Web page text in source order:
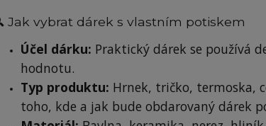
Jak vybrat dárek s vlastním potiskem
Účel dárku: Praktický dárek se používá
hodnotu.
Typ produktu: Hrnek, tričko, termoska,
toho, kde a jak bude obdarovaný dárek